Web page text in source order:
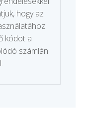
hogy az
kódot a
számlán